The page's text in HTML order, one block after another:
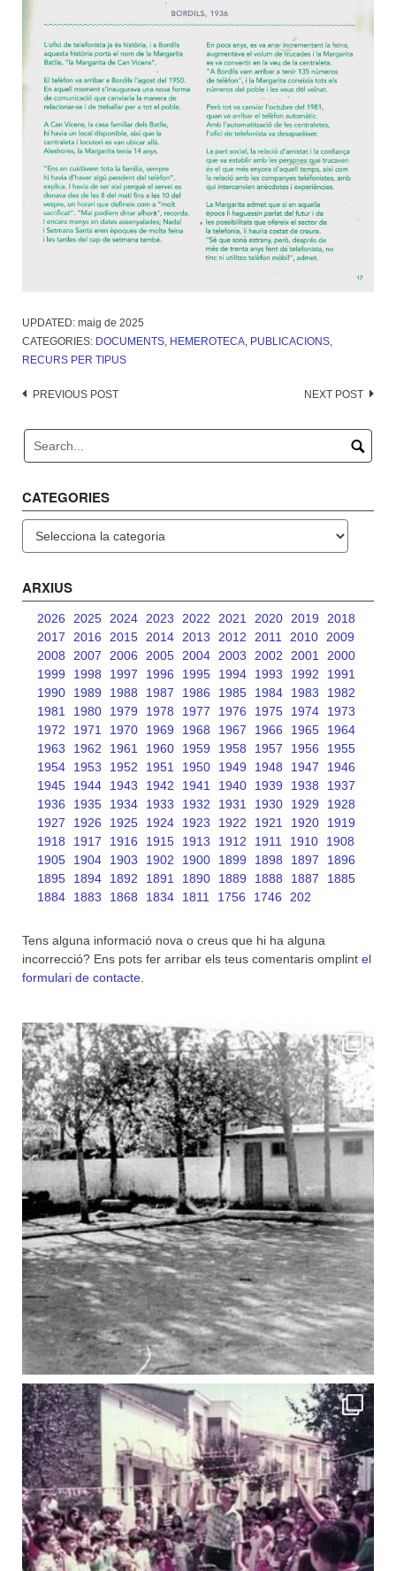
UPDATED: maig de 2025
CATEGORIES: DOCUMENTS HEMEROTECA PUBLICACIONS
RECURS PER TIPUS
Post
PREVIOUS POST NEXT POST
CATEGORIES
Categories
ARXIUS
2026 2025 2024 2023 2022 2021 2020 2019
2018
2017
2016 2015 2014 2013 2012 2011 2010
2009
2008
2007 2006 2005 2004 2003 2002 2001
2000
1999
1998 1997 1996 1995 1994 1993 1992
1991
1990
1989 1988 1987 1986 1985 1984 1983
1982
1981
1980 1979 1978 1977 1976 1975 1974
1973
1972
1971 1970 1969 1968 1967 1966 1965
1964
1963
1962 1961 1960 1959 1958 1957 1956
1955
1954
1953 1952 1951 1950 1949 1948 1947
1946
1945
1944 1943 1942 1941 1940 1939 1938
1937
1936
1935 1934 1933 1932 1931 1930 1929
1928
1927
1926 1925 1924 1923 1922 1921 1920
1919
1918
1917 1916 1915 1913 1912 1911 1910
1908
1905
1904 1903 1902 1900 1899 1898 1897
1896
1895
1894 1892 1891 1890 1889 1888 1887
1885
1884
1883 1868 1834 1811 1756 1746 202
Tens alguna informació nova o creus que hi ha alguna
incorrecció? Ens pots fer arribar els teus comentaris omplint el
formulari de contacte